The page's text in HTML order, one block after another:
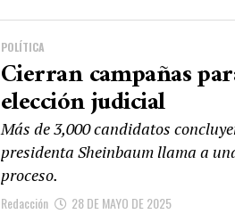
POLÍTICA
Cierran campañas
elección judicial
Más de 3,000 candidatos
presidenta Sheinbaum llama a
proceso.
Redacción 28 DE MAYO DE 2025